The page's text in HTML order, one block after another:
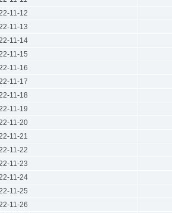
11-12
11-13
11-14
11-15
11-16
11-17
11-18
11-19
11-20
11-21
11-22
11-23
11-24
11-25
11-26